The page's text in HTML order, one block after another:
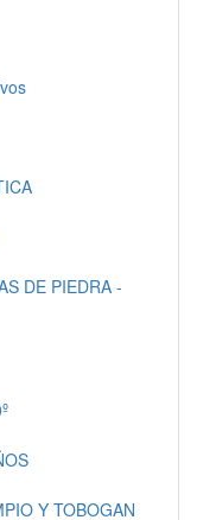
DE PIEDRA -
Y TOBOGAN